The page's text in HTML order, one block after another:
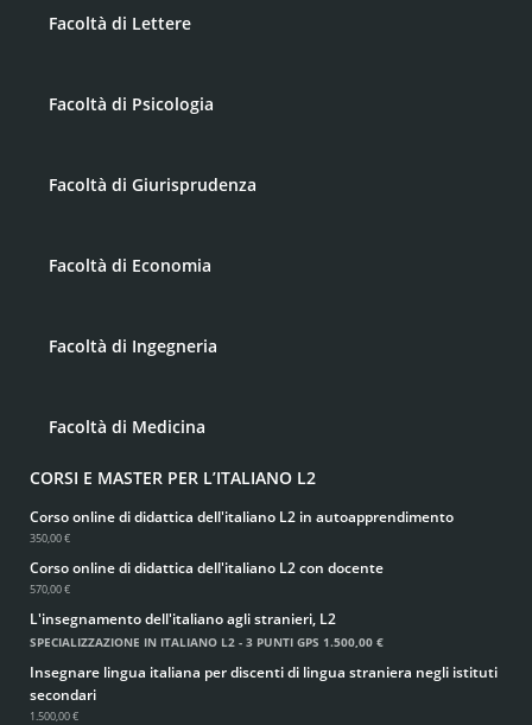
Facoltà di Lettere
Facoltà di Psicologia
Facoltà di Giurisprudenza
Facoltà di Economia
Facoltà di Ingegneria
Facoltà di Medicina
CORSI E MASTER PER L’ITALIANO L2
Corso online di didattica dell'italiano L2 in autoapprendimento
350,00 €
Corso online di didattica dell'italiano L2 con docente
570,00 €
L'insegnamento dell'italiano agli stranieri, L2
SPECIALIZZAZIONE IN ITALIANO L2 - 3 PUNTI GPS 1.500,00 €
Insegnare lingua italiana per discenti di lingua straniera negli istituti
secondari
1.500,00 €